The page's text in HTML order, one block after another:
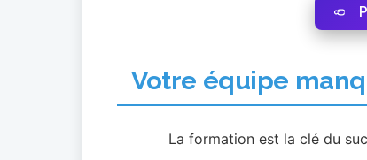
Votre équipe
La formation est la clé du